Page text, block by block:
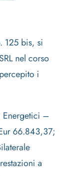
125 bis, si
nel corso
i
Energetici –
66.843,37;
a